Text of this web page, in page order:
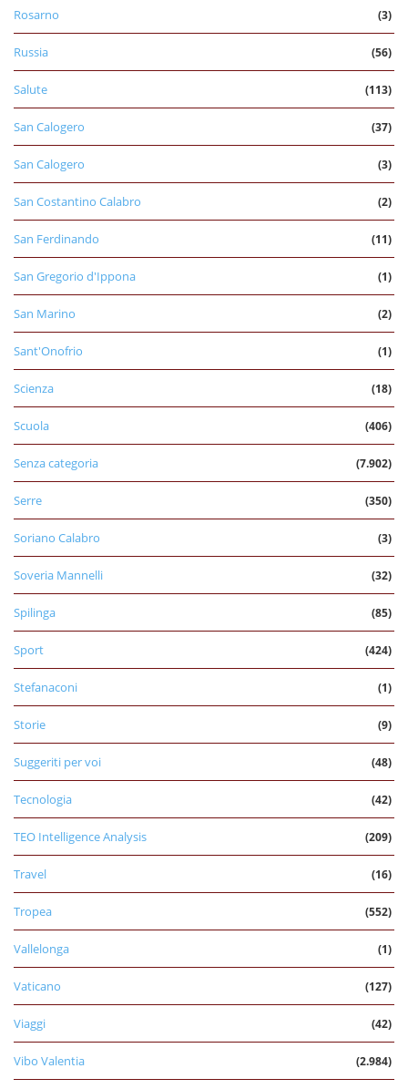
Rosarno (3)
Russia (56)
Salute (113)
San Calogero (37)
San Calogero (3)
San Costantino Calabro (2)
San Ferdinando (11)
San Gregorio d'Ippona (1)
San Marino (2)
Sant'Onofrio (1)
Scienza (18)
Scuola (406)
Senza categoria (7.902)
Serre (350)
Soriano Calabro (3)
Soveria Mannelli (32)
Spilinga (85)
Sport (424)
Stefanaconi (1)
Storie (9)
Suggeriti per voi (48)
Tecnologia (42)
TEO Intelligence Analysis (209)
Travel (16)
Tropea (552)
Vallelonga (1)
Vaticano (127)
Viaggi (42)
Vibo Valentia (2.984)